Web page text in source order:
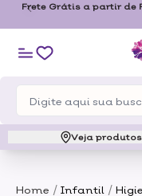
Frete Grátis a partir de
Veja
Home / Infantil /